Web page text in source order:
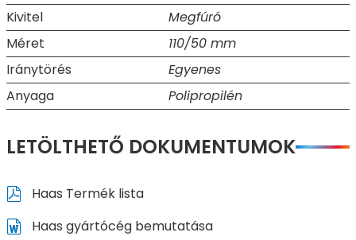
Kivitel
Megfúró
Méret
110/50 mm
Iránytörés
Egyenes
Anyaga
Polipropilén
LETÖLTHETŐ DOKUMENTUMOK
Haas Termék lista
Haas gyártócég bemutatása